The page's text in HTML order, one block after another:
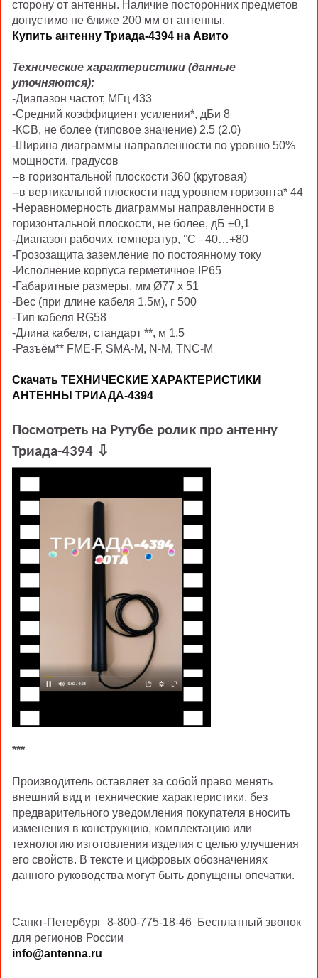
сторону от антенны. Наличие посторонних предметов
допустимо не ближе 200 мм от антенны.
Купить антенну Триада-4394 на Авито
Технические характеристики (данные
уточняются):
-Диапазон частот, МГц 433
-Средний коэффициент усиления*, дБи 8
-КСВ, не более (типовое значение) 2.5 (2.0)
-Ширина диаграммы направленности по уровню 50%
мощности, градусов
--в горизонтальной плоскости 360 (круговая)
--в вертикальной плоскости над уровнем горизонта* 44
-Неравномерность диаграммы направленности в
горизонтальной плоскости, не более, дБ ±0,1
-Диапазон рабочих температур, °C –40…+80
-Грозозащита заземление по постоянному току
-Исполнение корпуса герметичное IP65
-Габаритные размеры, мм Ø77 х 51
-Вес (при длине кабеля 1.5м), г 500
-Тип кабеля RG58
-Длина кабеля, стандарт **, м 1,5
-Разъём** FME-F, SMA-M, N-M, TNC-M
Скачать ТЕХНИЧЕСКИЕ ХАРАКТЕРИСТИКИ
АНТЕННЫ ТРИАДА-4394
Посмотреть на Рутубе ролик про антенну
Триада-4394 ⇩
***
Производитель оставляет за собой право менять
внешний вид и технические характеристики, без
предварительного уведомления покупателя вносить
изменения в конструкцию, комплектацию или
технологию изготовления изделия с целью улучшения
его свойств. В тексте и цифровых обозначениях
данного руководства могут быть допущены опечатки.
Санкт-Петербург 8-800-775-18-46 Бесплатный звонок
для регионов России
info@antenna.ru